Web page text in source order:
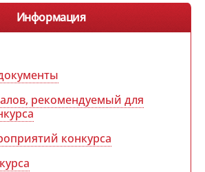
Информация
рекомендуемый для
конкурса